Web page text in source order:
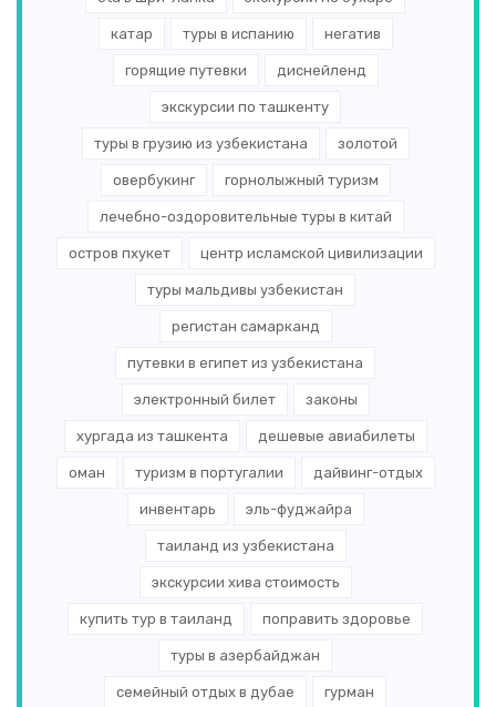
катар туры в испанию негатив
горящие путевки диснейленд
экскурсии по ташкенту
туры в грузию из узбекистана золотой
овербукинг горнолыжный туризм
лечебно-оздоровительные туры в китай
остров пхукет центр исламской цивилизации
туры мальдивы узбекистан
регистан самарканд
путевки в египет из узбекистана
электронный билет законы
хургада из ташкента дешевые авиабилеты
оман туризм в португалии дайвинг-отдых
инвентарь эль-­фуджайра
таиланд из узбекистана
экскурсии хива стоимость
купить тур в таиланд поправить здоровье
туры в азербайджан
семейный отдых в дубае гурман